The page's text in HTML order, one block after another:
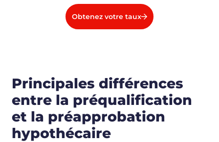
Obtenez votre taux
Principales différences
entre la préqualification
et la préapprobation
hypothécaire